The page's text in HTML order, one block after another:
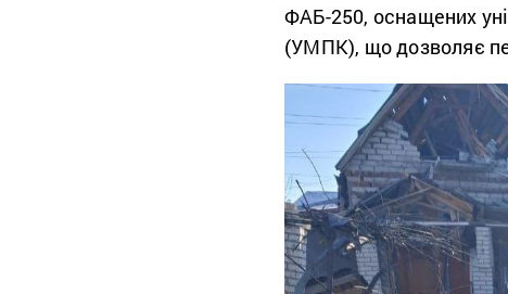
ФАБ-250, оснащених
(УМПК), що дозволяє